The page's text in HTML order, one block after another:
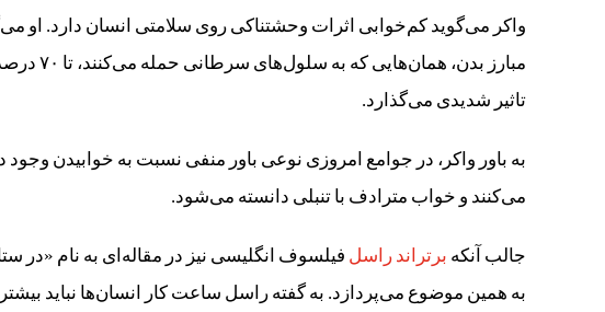
واکر می‌گوید کم‌خوابی اثرات وحشتناکی روی سلامتی انسان دارد. او
مبارز
تاثیر شدیدی می‌گذارد.
به باور واکر، در جوامع امروزی نوعی باور منفی نسبت به خوابیدن
می‌کنند و خواب مترادف با تنبلی دانسته می‌شود.
جالب آنکه برتراند راسل فیلسوف انگلیسی نیز در مقاله‌ای به نام «در